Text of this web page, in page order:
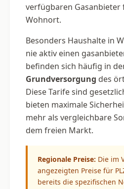
verfügbaren
Wohnort.
Besonders Haushalte in
nie aktiv einen
befinden sich häufig in
Grundversorgung des
Diese Tarife sind
bieten maximale
mehr als vergleichbare
dem freien Markt.
Regionale Preise: Die im
angezeigten Preise für
bereits die spezifischen